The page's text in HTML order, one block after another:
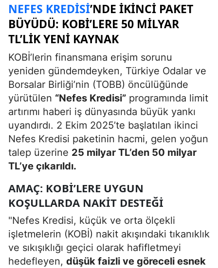
NEFES KREDISI’NDE İKINCI PAKET
BÜYÜDÜ: KOBİ’LERE 50 MILYAR
TL’LIK YENI KAYNAK
KOBİ’lerin finansmana erişim sorunu
yeniden gündemdeyken, Türkiye Odalar ve
Borsalar Birliği’nin (TOBB) öncülüğünde
yürütülen “Nefes Kredisi” programında limit
artırımı haberi iş dünyasında büyük yankı
uyandırdı. 2 Ekim 2025’te başlatılan ikinci
Nefes Kredisi paketinin hacmi, gelen yoğun
talep üzerine 25 milyar TL’den 50 milyar
TL’ye çıkarıldı.
AMAÇ: KOBİ’LERE UYGUN
KOŞULLARDA NAKIT DESTEĞI
"Nefes Kredisi, küçük ve orta ölçekli
işletmelerin (KOBİ) nakit akışındaki tıkanıklık
ve sıkışıklığı geçici olarak hafifletmeyi
hedefleyen, düşük faizli ve göreceli esnek